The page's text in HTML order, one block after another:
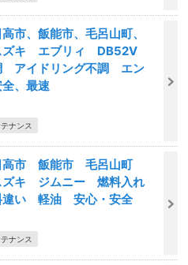
市、飯能市、毛呂山町、
ズキ エブリィ DB52V
アイドリング不調 エン
、最速
ナンス
高市 飯能市 毛呂山町
ズキ ジムニー 燃料入れ
い 軽油 安心・安全
ナンス